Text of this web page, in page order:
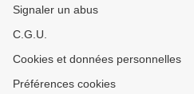
Signaler un abus
C.G.U.
Cookies et données personnelles
Préférences cookies